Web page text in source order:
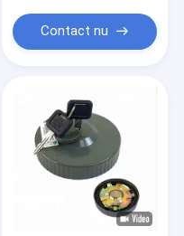
WG1664430103
Contact nu